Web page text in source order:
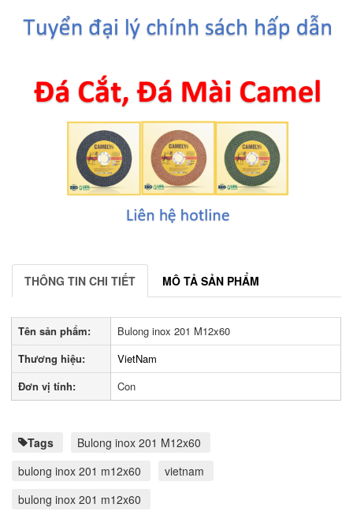
THÔNG TIN CHI TIẾT MÔ TẢ SẢN PHẨM
Tên sản phẩm:
Bulong inox 201 M12x60
Thương hiệu:
VietNam
Đơn vị tính:
Con
Tags
Bulong inox 201 M12x60
bulong inox 201 m12x60
vietnam
bulong inox 201 m12x60